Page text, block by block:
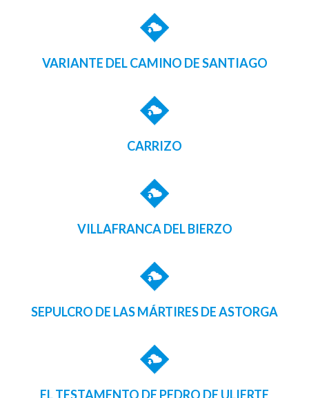
VARIANTE DEL CAMINO DE SANTIAGO
CARRIZO
VILLAFRANCA DEL BIERZO
SEPULCRO DE LAS MÁRTIRES DE ASTORGA
EL TESTAMENTO DE PEDRO DE ULIERTE